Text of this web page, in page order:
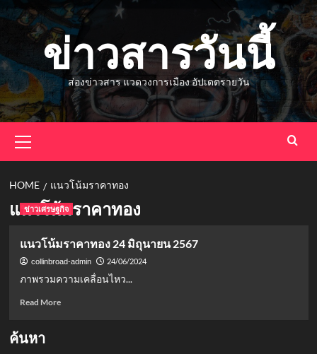
Skip
ข่าวสารวันนี้
ส่องข่าวสาร แวดวงการเมือง อัปเดตรายวัน
Menu
HOME แนวโน้มราคาทอง
แนวโน้มราคาทอง
ข่าวเศรษฐกิจ
แนวโน้มราคาทอง 24 มิถุนายน 2567
collinbroad-admin 24/06/2024
ภาพรวมความเคลื่อนไหว...
Read MoreRead
ค้นหา